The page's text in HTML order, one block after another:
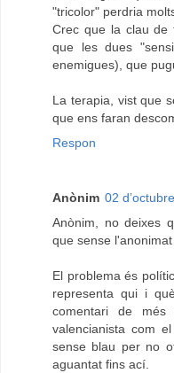
"tricolor" perdria
Crec que la clau de
que les dues
enemigues), que
La terapia, vist que
que ens faran
Respon
Anònim 02
Anònim, no deixes
que sense
El problema és
representa qui i
comentari de
valencianista com
sense blau per no
aguantat fins ací.